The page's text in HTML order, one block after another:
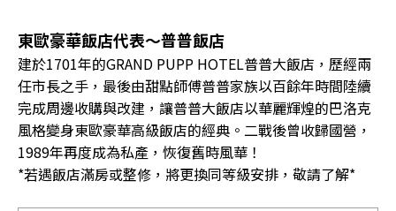
東歐豪華飯店代表～普普飯店
建於1701年的GRAND PUPP HOTEL普普大飯店，歷經兩
任市長之手，最後由甜點師傅普普家族以百餘年時間陸續
完成周邊收購與改建，讓普普大飯店以華麗輝煌的巴洛克
風格變身東歐豪華高級飯店的經典。二戰後曾收歸國營，
1989年再度成為私產，恢復舊時風華！
*若遇飯店滿房或整修，將更換同等級安排，敬請了解*